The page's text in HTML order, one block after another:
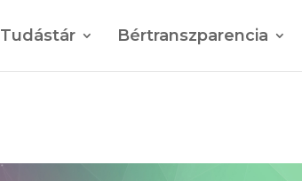
Tudástár Bértranszparencia